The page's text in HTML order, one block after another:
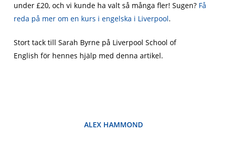
under £20, och vi kunde ha valt så många fler! Sugen? Få
reda på mer om en kurs i engelska i Liverpool.
Stort tack till Sarah Byrne på Liverpool School of
English för hennes hjälp med denna artikel.
ALEX HAMMOND